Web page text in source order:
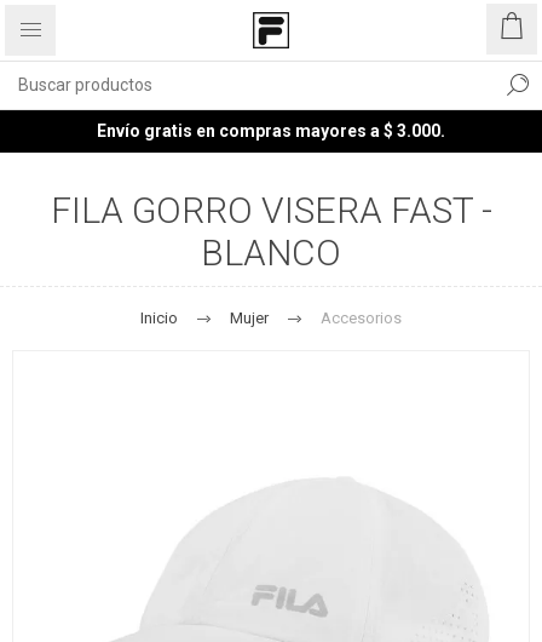
Envío gratis en compras mayores a $ 3.000.
FILA GORRO VISERA FAST -
BLANCO
Inicio Mujer Accesorios